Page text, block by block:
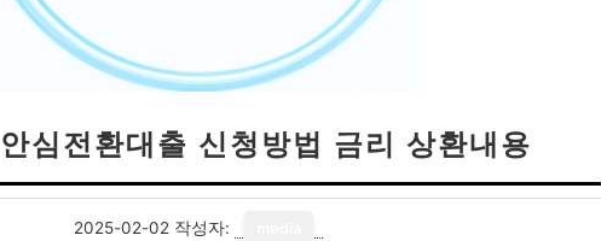
심전환대출 신청방법 금리 상환내용
2025-02-02 작성자: